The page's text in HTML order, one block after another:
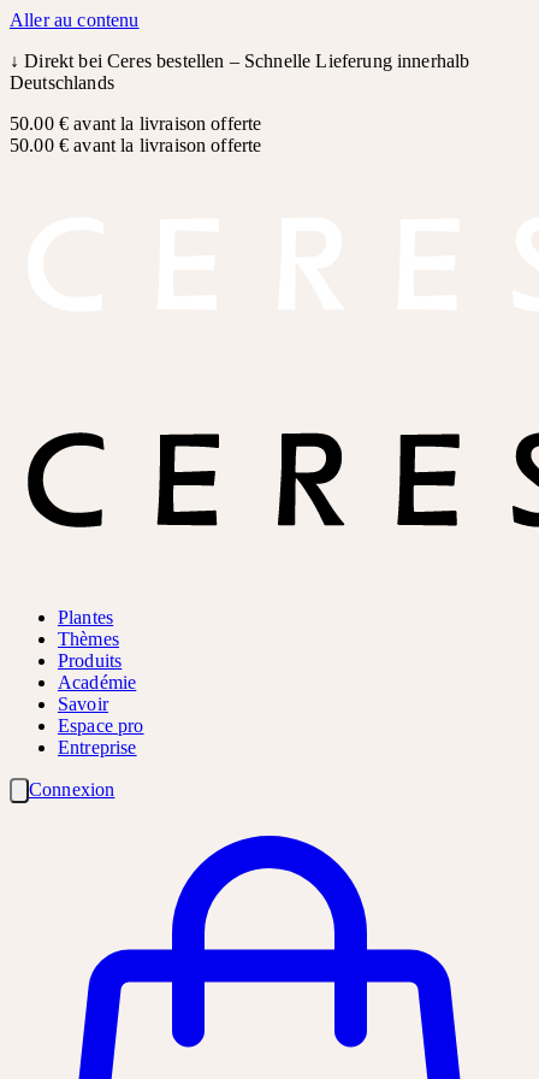
Aller au contenu
↓Direkt bei Ceres bestellen – Schnelle Lieferung innerhalb
Deutschlands
50.00 € avant la livraison offerte
50.00 € avant la livraison offerte
Plantes
Thèmes
Produits
Académie
Savoir
Espace pro
Entreprise
Connexion